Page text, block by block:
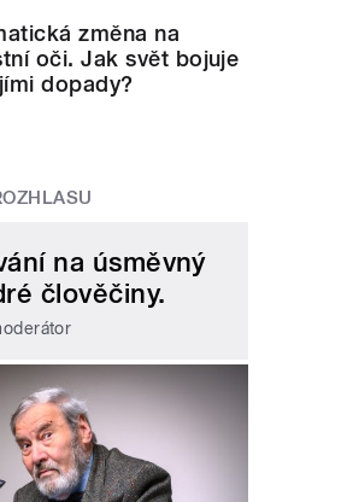
změna na
oči. Jak svět bojuje
dopady?
na úsměvný
člověčiny.